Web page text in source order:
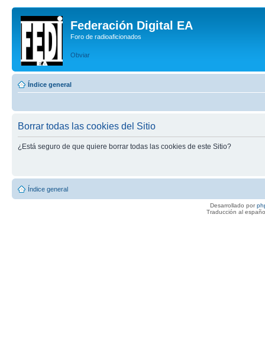
Federación Digital EA
Foro de radioaficionados
Obviar
Índice general
Borrar todas las cookies del Sitio
¿Está seguro de que quiere borrar todas las cookies de este Sitio?
Índice general
Desarrollado por
Traducción al